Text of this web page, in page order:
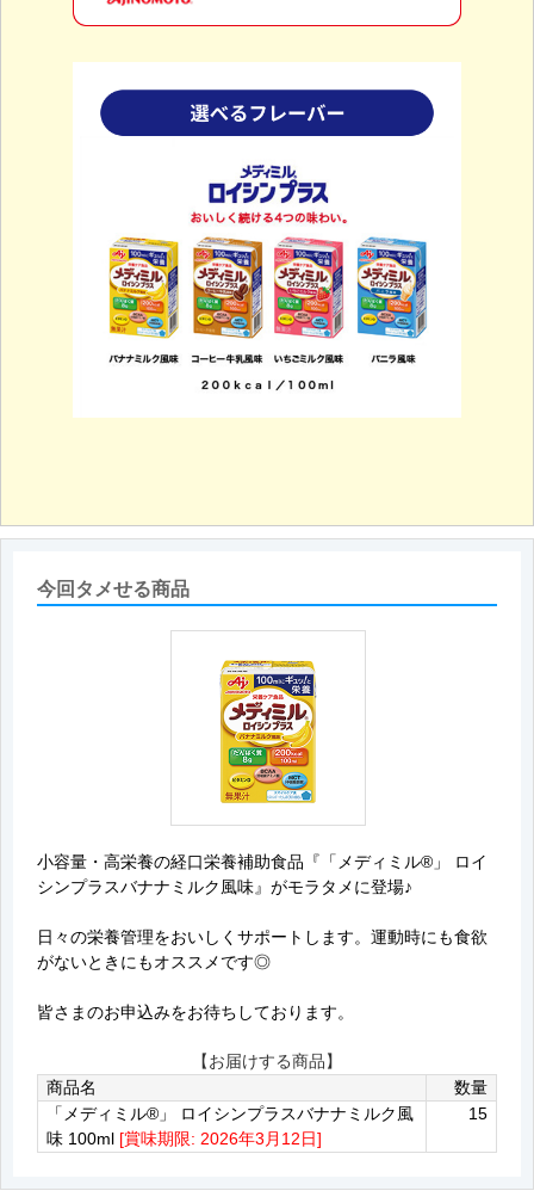
今回タメせる商品
小容量・高栄養の経口栄養補助食品『「メディミル®」 ロイ
シンプラスバナナミルク風味』がモラタメに登場♪
日々の栄養管理をおいしくサポートします。運動時にも食欲
がないときにもオススメです◎
皆さまのお申込みをお待ちしております。
【お届けする商品】
商品名
数量
「メディミル®」 ロイシンプラスバナナミルク風
味 100ml [賞味期限: 2026年3月12日]
15